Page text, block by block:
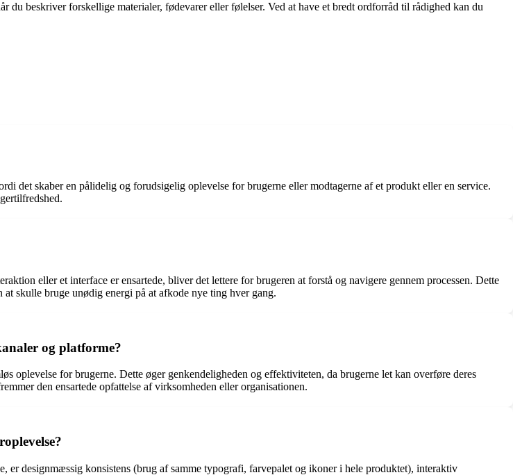
beskriver forskellige materialer, fødevarer eller følelser. Ved at have et bredt ordforråd til rådighed kan du
det skaber en pålidelig og forudsigelig oplevelse for brugerne eller modtagerne af et produkt eller en service.
eller et interface er ensartede, bliver det lettere for brugeren at forstå og navigere gennem processen. Dette
skulle bruge unødig energi på at afkode nye ting hver gang.
og platforme?
oplevelse for brugerne. Dette øger genkendeligheden og effektiviteten, da brugerne let kan overføre deres
den ensartede opfattelse af virksomheden eller organisationen.
er designmæssig konsistens (brug af samme typografi, farvepalet og ikoner i hele produktet), interaktiv